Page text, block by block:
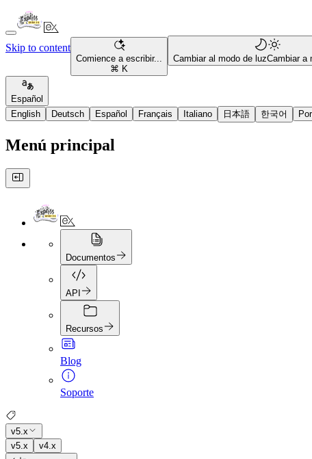
Skip to content
Comience a escribir...
⌘ K
Cambiar al modo de luzCambiar a
Español
English
Deutsch Español Français Italiano 日本語 한국어
Menú principal
Documentos
API
Recursos
Blog
Soporte
v5.x
v5.x
v4.x